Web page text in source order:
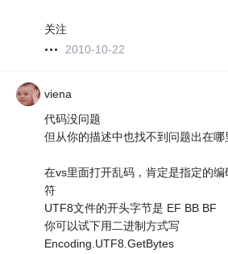
关注
2010-10-22
viena
代码没问题
但从你的描述中也找不到问题出在哪
在vs里面打开乱码，肯定是指定的编
符
UTF8文件的开头字节是 EF BB BF
你可以试下用二进制方式写
Encoding.UTF8.GetBytes